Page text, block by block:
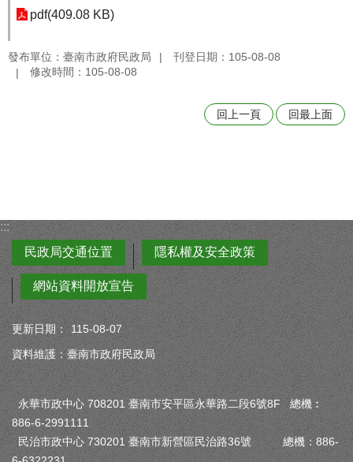
pdf(409.08 KB)
發布單位：臺南市政府民政局
刊登日期：105-08-08
修改時間：105-08-08
回上一頁 回最上面
:::
民政局交通位置
隱私權及安全政策
網站資料開放宣告
更新日期：
115-08-07
資料維護：臺南市政府民政局
永華市政中心 708201 臺南市安平區永華路二段6號8F 總機︰
886-6-2991111
民治市政中心 730201 臺南市新營區民治路36號 總機：886-